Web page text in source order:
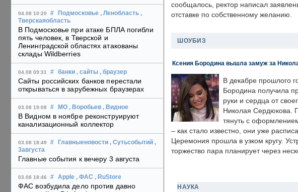
04.08 10:20 # Подмосковье , Ленобласть ,
Тверскаяобласть
В Подмосковье при атаке БПЛА погибли
пять человек, в Тверской и
Ленинградской областях атакованы
склады Wildberries
04.08 09:31 # банки , сайты , браузер
Сайты российских банков перестали
открываться в зарубежных браузерах
03.08 19:08 # МО , Воробьев , Видное
В Видном в ноябре реконструируют
канализационный коллектор
03.08 18:49 # Главныеновости , Сутьсобытий ,
3августа
Главные события к вечеру 3 августа
03.08 18:46 # Apple , ФАС , RuStore
ФАС возбудила дело против давно
сообщалось, ректор написал
отставке по собственному желанию.
ШОУБИЗ
Ксения Бородина вышла замуж за
В декабре прошлого
Бородина получила
руки и сердца от
Николая Сердюкова.
тянуть с
– как стало известно, они уже
Церемония прошла в узком кругу.
торжество пара планирует через
НАУКА